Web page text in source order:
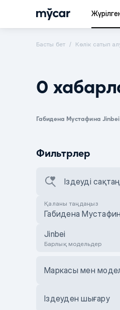
Басты бет Көлік сатып
0
Габидена Мустафина
Фильтрлер
Іздеуді
Қаланы таңдаңыз
Габидена
Jinbei
Барлық модельдер
Іздеуден шығару